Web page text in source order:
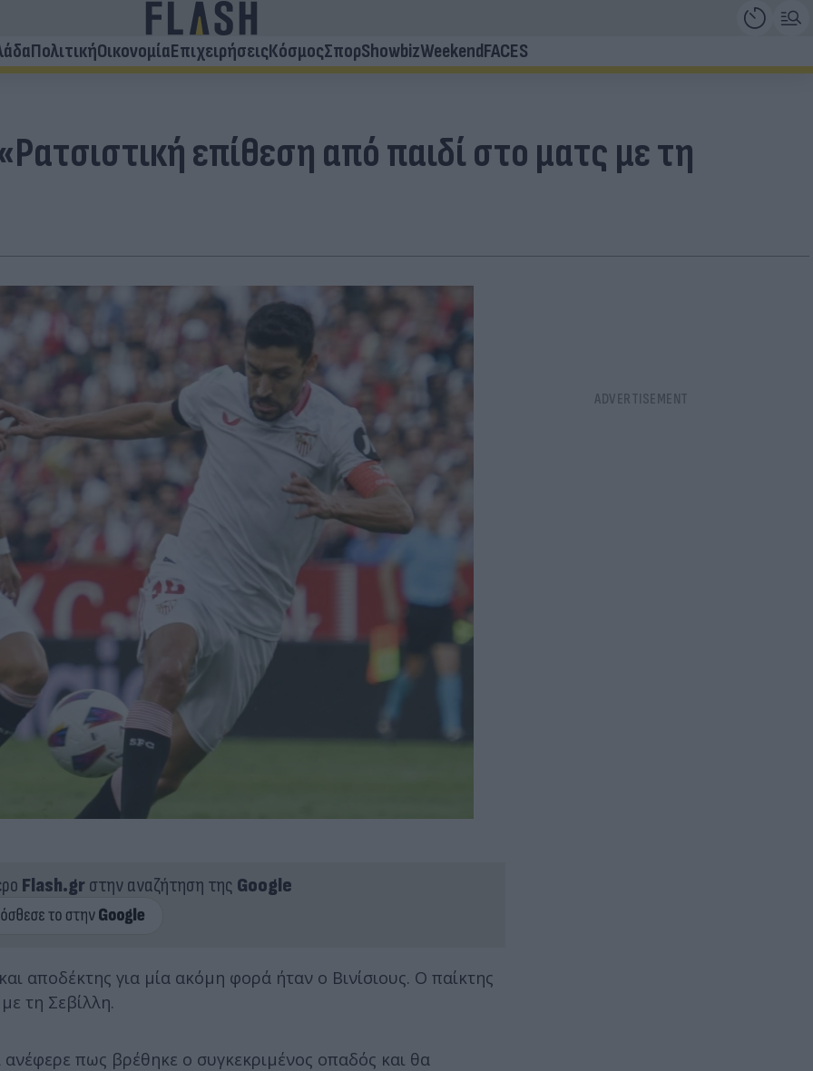
ΠολιτικήΟικονομίαΕπιχειρήσειςΚόσμοςΣπορShowbizWeekendFACES
επίθεση από παιδί στο ματς με τη
Flash.grστην αναζήτηση της Google
αποδέκτης για μία ακόμη φορά ήταν ο Βινίσιους. Ο παίκτης
τη Σεβίλλη.
πως βρέθηκε ο συγκεκριμένος οπαδός και θα